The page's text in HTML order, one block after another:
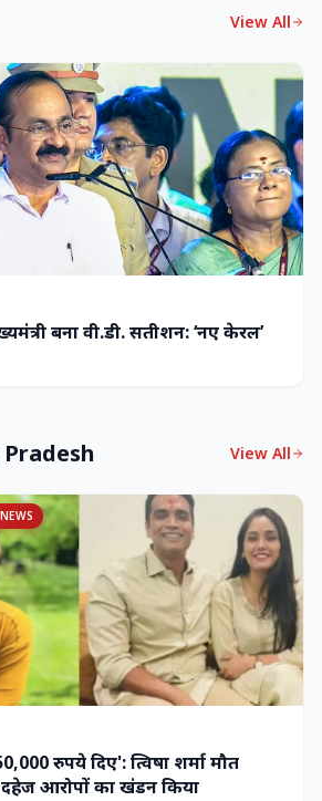
View All
बना वी.डी. सतीशन: ‘नए केरल’
View All
रुपये दिए': त्विषा शर्मा मौत
आरोपों का खंडन किया